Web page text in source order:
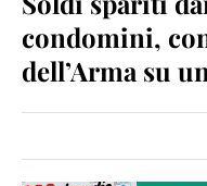
condomini,
dell’Arma su